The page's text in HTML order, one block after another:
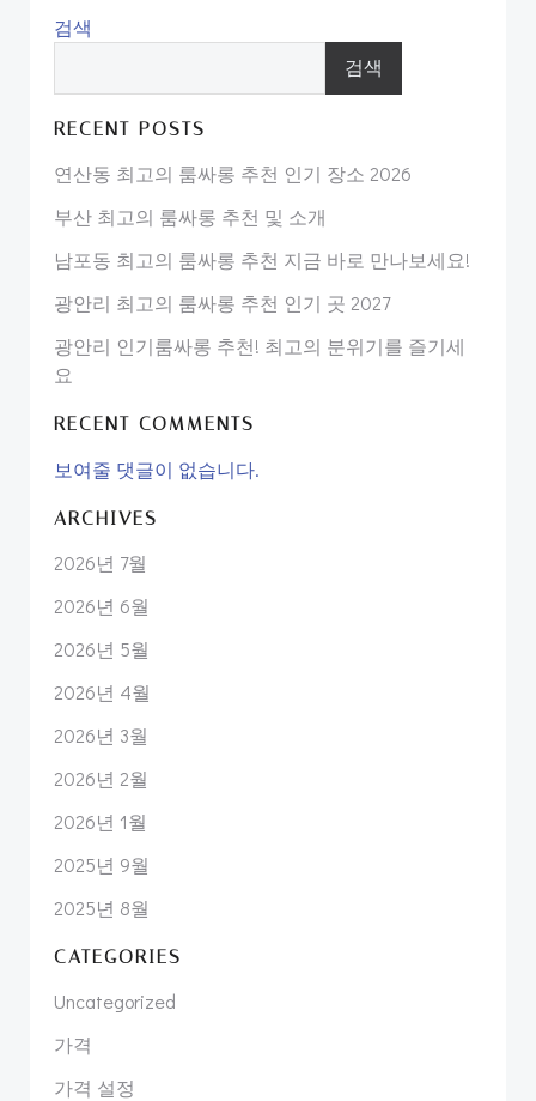
검색
검색
RECENT POSTS
연산동 최고의 룸싸롱 추천 인기 장소 2026
부산 최고의 룸싸롱 추천 및 소개
남포동 최고의 룸싸롱 추천 지금 바로 만나보세요!
광안리 최고의 룸싸롱 추천 인기 곳 2027
광안리 인기룸싸롱 추천! 최고의 분위기를 즐기세
요
RECENT COMMENTS
보여줄 댓글이 없습니다.
ARCHIVES
2026년 7월
2026년 6월
2026년 5월
2026년 4월
2026년 3월
2026년 2월
2026년 1월
2025년 9월
2025년 8월
CATEGORIES
Uncategorized
가격
가격 설정